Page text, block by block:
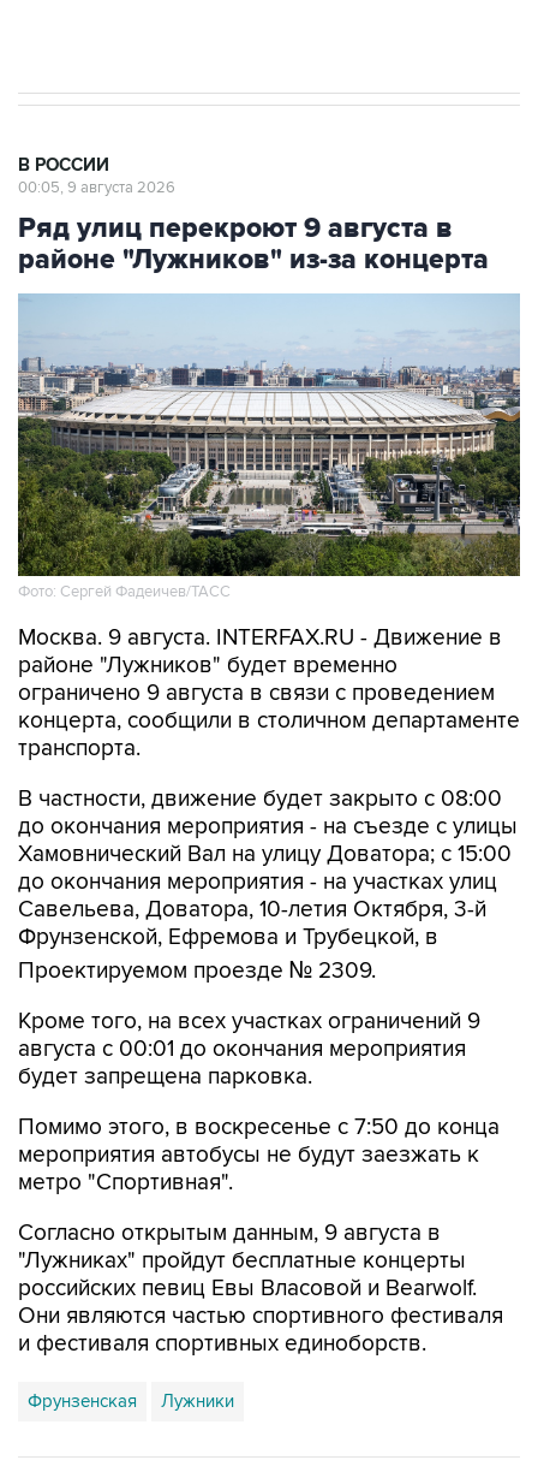
В РОССИИ
00:05, 9 августа 2026
Ряд улиц перекроют 9 августа в
районе "Лужников" из-за концерта
Фото: Сергей Фадеичев/ТАСС
Москва. 9 августа. INTERFAX.RU - Движение в
районе "Лужников" будет временно
ограничено 9 августа в связи с проведением
концерта, сообщили в столичном департаменте
транспорта.
В частности, движение будет закрыто с 08:00
до окончания мероприятия - на съезде с улицы
Хамовнический Вал на улицу Доватора; с 15:00
до окончания мероприятия - на участках улиц
Савельева, Доватора, 10-летия Октября, 3-й
Фрунзенской, Ефремова и Трубецкой, в
Проектируемом проезде № 2309.
Кроме того, на всех участках ограничений 9
августа с 00:01 до окончания мероприятия
будет запрещена парковка.
Помимо этого, в воскресенье с 7:50 до конца
мероприятия автобусы не будут заезжать к
метро "Спортивная".
Согласно открытым данным, 9 августа в
"Лужниках" пройдут бесплатные концерты
российских певиц Евы Власовой и Bearwolf.
Они являются частью спортивного фестиваля
и фестиваля спортивных единоборств.
Фрунзенская Лужники